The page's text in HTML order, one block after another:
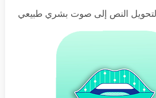
النص إلى صوت بشري طبيعي